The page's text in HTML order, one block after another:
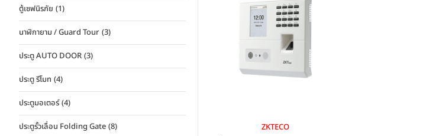
ตู้เซฟนิรภัย (1)
นาฬิกายาม / Guard Tour (3)
ประตู AUTO DOOR (3)
ประตู รีโมท (4)
ประตูมอเตอร์ (4)
ประตูรั้วเลื่อน Folding Gate (8)
ZKTECO